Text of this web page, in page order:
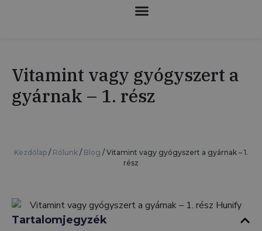
Vitamint vagy gyógyszert a
gyárnak – 1. rész
Kezdőlap / Rólunk / Blog / Vitamint vagy gyógyszert a gyárnak – 1.
rész
Tartalomjegyzék